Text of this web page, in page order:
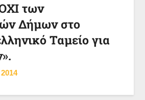
των
Δήμων στο
Ταμείο για